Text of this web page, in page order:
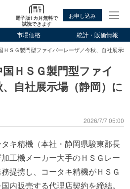
電子版1カ月無料で
試読できます
お申し込み
市場価格 統計・販価情報
ＨＳＧ製門型ファイバーレーザ／今秋、自社展示
ＨＳＧ製門型ファイ
自社展示場（静岡）に
2026/7/7 05:00
キ精機（本社・静岡県駿東郡長
工機メーカー大手のＨＳＧレー
提携し、コータキ精機がＨＳＧ
内販売する代理店契約を締結。